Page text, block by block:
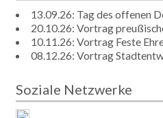
13.09.26: Tag des offenen
20.10.26: Vortrag
10.11.26: Vortrag Feste
08.12.26: Vortrag
Soziale Netzwerke